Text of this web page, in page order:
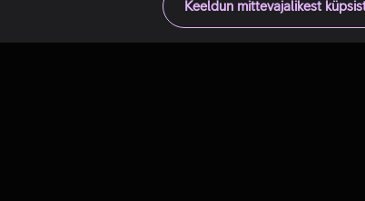
Keeldun mittevajalikest